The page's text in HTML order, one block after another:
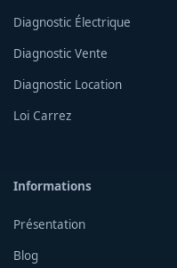
Diagnostic Électrique
Diagnostic Vente
Diagnostic Location
Loi Carrez
Informations
Présentation
Blog